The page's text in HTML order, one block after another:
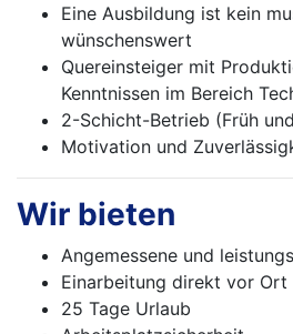
Eine Ausbildung ist kein
wünschenswert
Quereinsteiger mit
Kenntnissen im Bereich
2-Schicht-Betrieb (Früh
Motivation und
Wir bieten
Angemessene und
Einarbeitung direkt vor Ort
25 Tage Urlaub